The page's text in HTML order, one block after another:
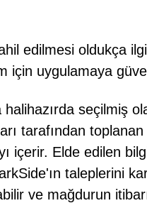
edilmesi oldukça
için uygulamaya
seçilmiş
tarafından
içerir. Elde edilen
taleplerini
ve mağdurun